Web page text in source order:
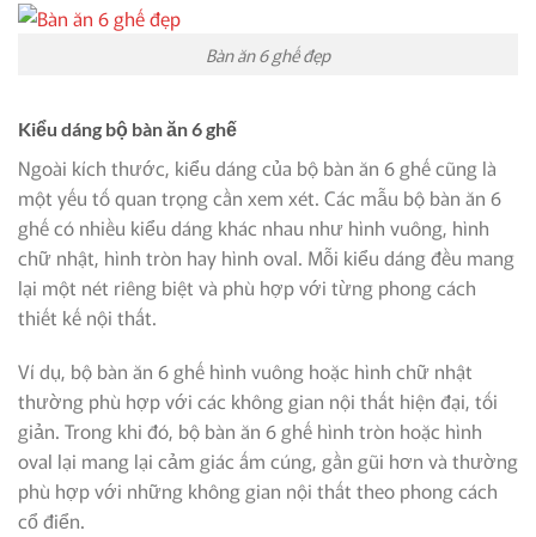
Bàn ăn 6 ghế đẹp
Kiểu dáng bộ bàn ăn 6 ghế
Ngoài kích thước, kiểu dáng của bộ bàn ăn 6 ghế cũng là
một yếu tố quan trọng cần xem xét. Các mẫu bộ bàn ăn 6
ghế có nhiều kiểu dáng khác nhau như hình vuông, hình
chữ nhật, hình tròn hay hình oval. Mỗi kiểu dáng đều mang
lại một nét riêng biệt và phù hợp với từng phong cách
thiết kế nội thất.
Ví dụ, bộ bàn ăn 6 ghế hình vuông hoặc hình chữ nhật
thường phù hợp với các không gian nội thất hiện đại, tối
giản. Trong khi đó, bộ bàn ăn 6 ghế hình tròn hoặc hình
oval lại mang lại cảm giác ấm cúng, gần gũi hơn và thường
phù hợp với những không gian nội thất theo phong cách
cổ điển.